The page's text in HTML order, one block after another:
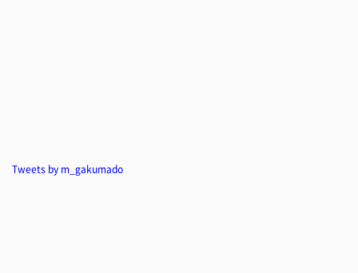
Tweets by m_gakumado